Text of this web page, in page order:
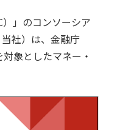
」のコンソーシア
社）は、金融庁
象としたマネー・